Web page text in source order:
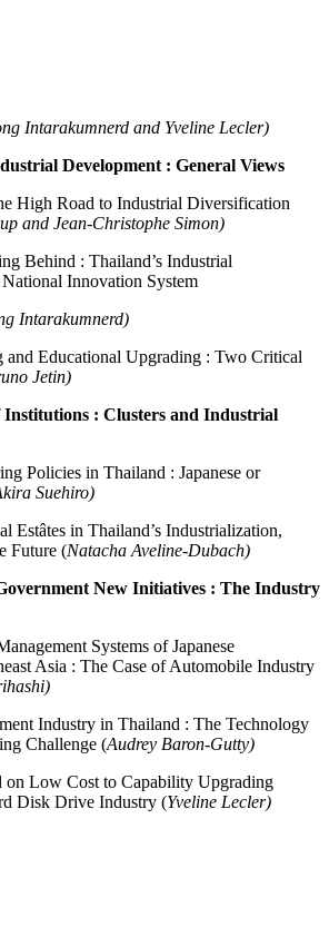
Intarakumnerd and Yveline Lecler)
Development : General Views
High Road to Industrial Diversification
and Jean-Christophe Simon)
Behind : Thailand’s Industrial
Innovation System
Intarakumnerd)
and Educational Upgrading : Two Critical
Jetin)
: Clusters and Industrial
Policies in Thailand : Japanese or
Suehiro)
Estâtes in Thailand’s Industrialization,
Future (Natacha Aveline-Dubach)
New Initiatives : The Industry
Systems of Japanese
Asia : The Case of Automobile Industry
Industry in Thailand : The Technology
Challenge (Audrey Baron-Gutty)
on Low Cost to Capability Upgrading
Disk Drive Industry (Yveline Lecler)